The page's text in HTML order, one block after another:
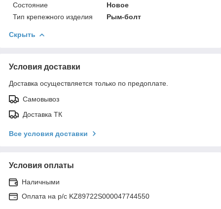
Состояние
Новое
Тип крепежного изделия
Рым-болт
Скрыть
Условия доставки
Доставка осуществляется только по предоплате.
Самовывоз
Доставка ТК
Все условия доставки
Условия оплаты
Наличными
Оплата на р/с KZ89722S000047744550